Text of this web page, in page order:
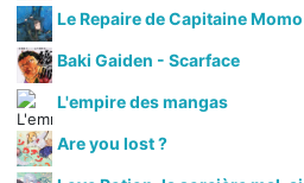
Le Repaire de Capitaine Momo
Baki Gaiden - Scarface
L'empire des mangas
Are you lost ?